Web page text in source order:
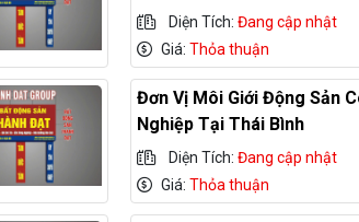
Diện Tích:Đang cập nhật
Giá:Thỏa thuận
Đơn Vị Môi Giới Động Sản
Nghiệp Tại Thái Bình
Diện Tích:Đang cập nhật
Giá:Thỏa thuận